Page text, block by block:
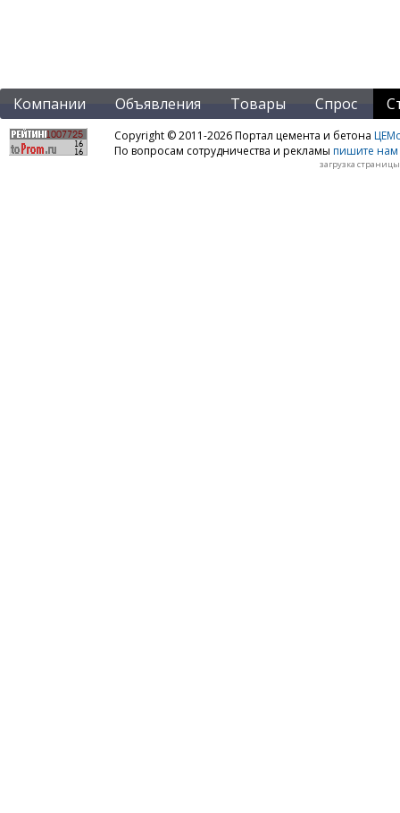
Компании Объявления Товары Спрос
Copyright © 2011-2026 Портал цемента и бетона
По вопросам сотрудничества и рекламы пишите нам
загрузка